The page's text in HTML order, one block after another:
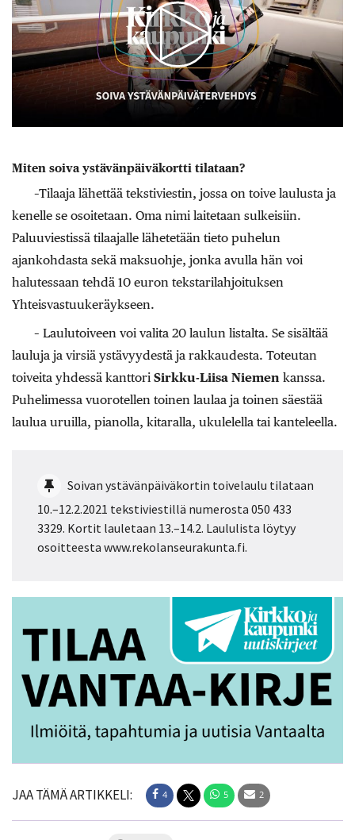
Miten soiva ystävänpäiväkortti tilataan?
–Tilaaja lähettää tekstiviestin, jossa on toive laulusta ja
kenelle se osoitetaan. Oma nimi laitetaan sulkeisiin.
Paluuviestissä tilaajalle lähetetään tieto puhelun
ajankohdasta sekä maksuohje, jonka avulla hän voi
halutessaan tehdä 10 euron tekstarilahjoituksen
Yhteisvastuukeräykseen.
– Laulutoiveen voi valita 20 laulun listalta. Se sisältää
lauluja ja virsiä ystävyydestä ja rakkaudesta. Toteutan
toiveita yhdessä kanttori Sirkku-Liisa Niemen kanssa.
Puhelimessa vuorotellen toinen laulaa ja toinen säestää
laulua uruilla, pianolla, kitaralla, ukulelella tai kanteleella.
Soivan ystävänpäiväkortin toivelaulu tilataan
10.–12.2.2021 tekstiviestillä numerosta 050 433
3329. Kortit lauletaan 13.–14.2. Laululista löytyy
osoitteesta www.rekolanseurakunta.fi.
JAA TÄMÄ ARTIKKELI: 4 5 2